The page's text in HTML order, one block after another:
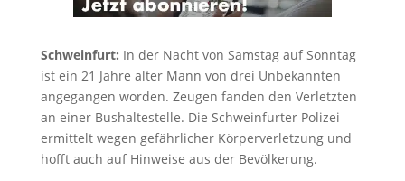
Schweinfurt: In der Nacht von Samstag auf Sonntag
ist ein 21 Jahre alter Mann von drei Unbekannten
angegangen worden. Zeugen fanden den Verletzten
an einer Bushaltestelle. Die Schweinfurter Polizei
ermittelt wegen gefährlicher Körperverletzung und
hofft auch auf Hinweise aus der Bevölkerung.